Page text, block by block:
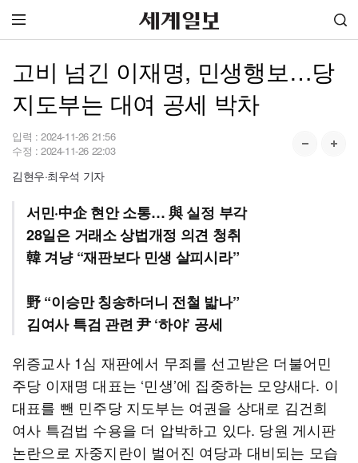
고비 넘긴 이재명, 민생행보…당
지도부는 대여 공세 박차
입력 : 2024-11-26 21:56
수정 : 2024-11-26 22:03
김현우·최우석 기자
서민·中企 현안 소통… 與 실정 부각
28일은 거래소 상법개정 의견 청취
韓 겨냥 “재판보다 민생 살피시라”
野 “이승만 칭송하더니 전철 밟나”
김여사 특검 관련 尹 ‘하야’ 공세
위증교사 1심 재판에서 무죄를 선고받은 더불어민
주당 이재명 대표는 ‘민생’에 집중하는 모양새다. 이
대표를 뺀 민주당 지도부는 여권을 상대로 김건희
여사 특검법 수용을 더 압박하고 있다. 당원 게시판
논란으로 자중지란이 벌어진 여당과 대비되는 모습